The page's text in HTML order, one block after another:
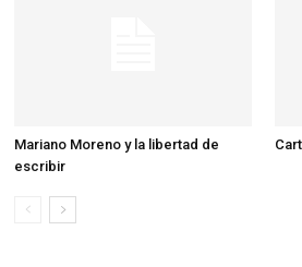
Mariano Moreno y la libertad de
escribir